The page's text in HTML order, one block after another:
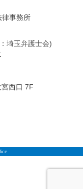
律事務所
埼玉弁護士会)
西口 7F